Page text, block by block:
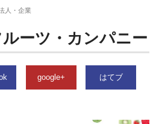
人・企業
ーツ・カンパニー
google+ はてブ